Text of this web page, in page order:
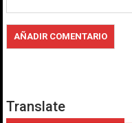
Translate